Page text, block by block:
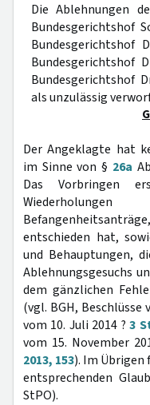
Die Ablehnungen
Bundesgerichtshof
Bundesgerichtshof
Bundesgerichtshof
Bundesgerichtshof
als unzulässig
Der Angeklagte hat
im Sinne von § 26a
Das Vorbringen
entschieden hat,
und Behauptungen,
Ablehnungsgesuchs
dem gänzlichen
(vgl. BGH, Beschlüsse
vom 10. Juli 2014 ?3
vom 15. November
2013, 153). Im Übrigen
entsprechenden
StPO).